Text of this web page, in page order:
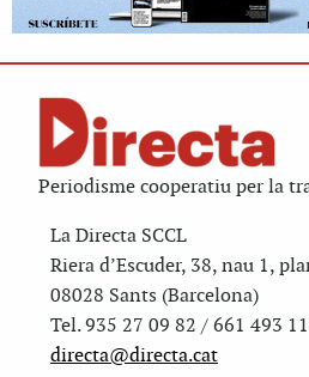
Periodisme cooperatiu per la
La Directa SCCL
Riera d’Escuder, 38, nau 1,
08028 Sants (Barcelona)
Tel. 935 27 09 82 / 661 493
directa@directa.cat